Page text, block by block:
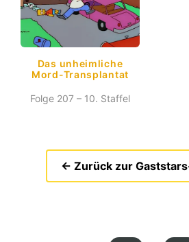
Das unheimliche
Mord-Transplantat
Folge 207 – 10. Staffel
← Zurück zur